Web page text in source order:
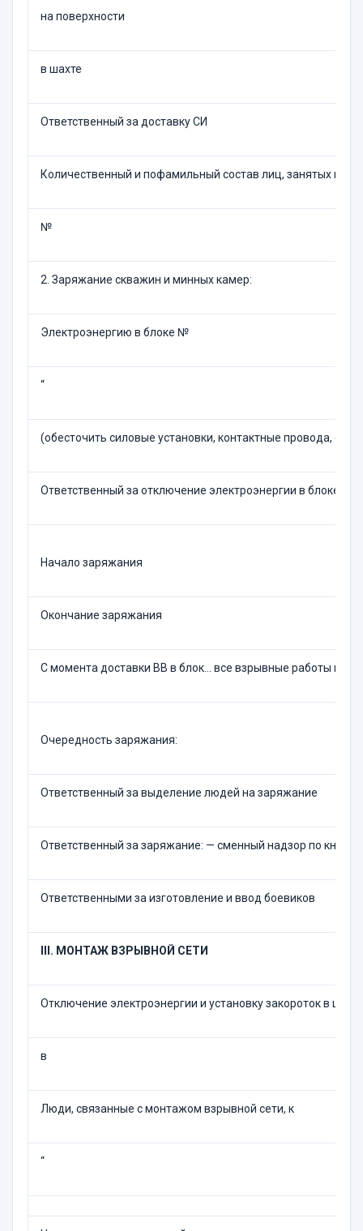
на поверхности
в шахте
Ответственный за доставку СИ
Количественный и пофамильный состав лиц, занятых
№
2. Заряжание скважин и минных камер:
Электроэнергию в блоке №
“
(обесточить силовые установки, контактные провода,
Ответственный за отключение электроэнергии в блоке, в
Начало заряжания
Окончание заряжания
С момента доставки ВВ в блок... все взрывные работы в
Очередность заряжания:
Ответственный за выделение людей на заряжание
Ответственный за заряжание: — сменный надзор по книге
Ответственными за изготовление и ввод боевиков
III. МОНТАЖ ВЗРЫВНОЙ СЕТИ
Отключение электроэнергии и установку закороток в
в
Люди, связанные с монтажом взрывной сети, к
“